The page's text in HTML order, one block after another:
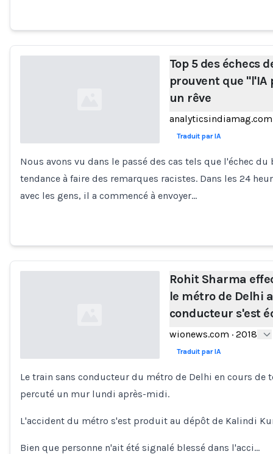
Top 5 des échecs
prouvent que
un rêve
analyticsindiamag.com
Traduit par IA
Nous avons vu dans le passé des cas tels que l'échec
tendance à faire des remarques racistes. Dans les 24
avec les gens, il a commencé à envoyer…
Rohit Sharma
le métro de Delhi
conducteur s'est
wionews.com · 2018
Traduit par IA
Le train sans conducteur du métro de Delhi en cours de
percuté un mur lundi après-midi.
L'accident du métro s'est produit au dépôt de Kalindi
Bien que personne n'ait été signalé blessé dans l'acci…